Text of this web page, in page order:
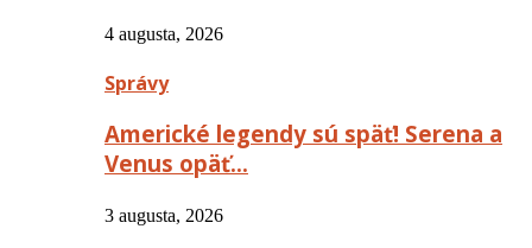
4 augusta, 2026
Správy
Americké legendy sú späť! Serena a
Venus opäť…
3 augusta, 2026